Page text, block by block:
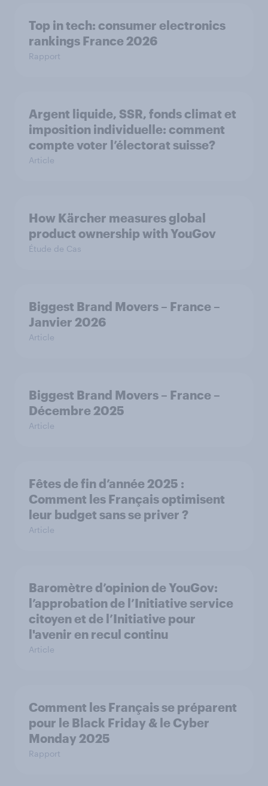
Top in tech: consumer electronics
rankings France 2026
Rapport
Argent liquide, SSR, fonds climat et
imposition individuelle: comment
compte voter l’électorat suisse?
Article
How Kärcher measures global
product ownership with YouGov
Étude de Cas
Biggest Brand Movers – France –
Janvier 2026
Article
Biggest Brand Movers – France –
Décembre 2025
Article
Fêtes de fin d’année 2025 :
Comment les Français optimisent
leur budget sans se priver ?
Article
Baromètre d’opinion de YouGov:
l’approbation de l’Initiative service
citoyen et de l’Initiative pour
l'avenir en recul continu
Article
Comment les Français se préparent
pour le Black Friday & le Cyber
Monday 2025
Rapport